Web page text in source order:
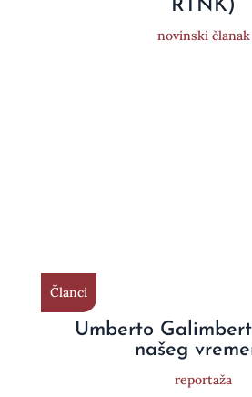
RTNK)
novinski članak
Članci
Umberto
našeg
reportaža